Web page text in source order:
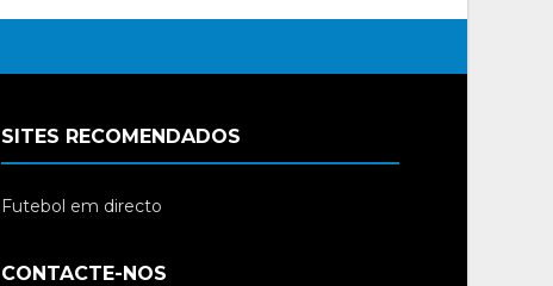
SITES RECOMENDADOS
Futebol em directo
CONTACTE-NOS